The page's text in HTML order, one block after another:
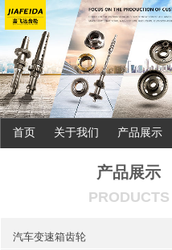
首页 关于我们 产品展示
产品展示
PRODUCTS
汽车变速箱齿轮